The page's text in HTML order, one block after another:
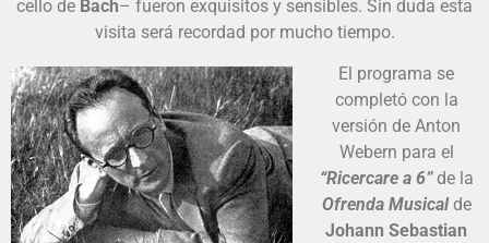
cello de Bach– fueron exquisitos y sensibles. Sin duda esta
visita será recordad por mucho tiempo.
El programa se
completó con la
versión de Anton
Webern para el
“Ricercare a 6”de la
Ofrenda Musicalde
Johann Sebastian